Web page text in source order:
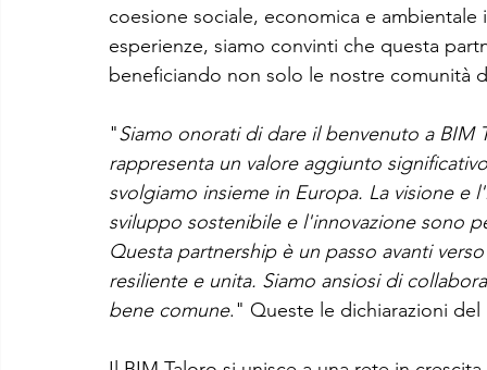
coesione sociale, economica e
esperienze, siamo convinti che questa
beneficiando non solo le nostre comunità
"Siamo onorati di dare il benvenuto a
rappresenta un valore aggiunto
svolgiamo insieme in Europa. La visione
sviluppo sostenibile e l'innovazione sono
Questa partnership è un passo avanti
resiliente e unita. Siamo ansiosi di
bene comune." Queste le dichiarazioni